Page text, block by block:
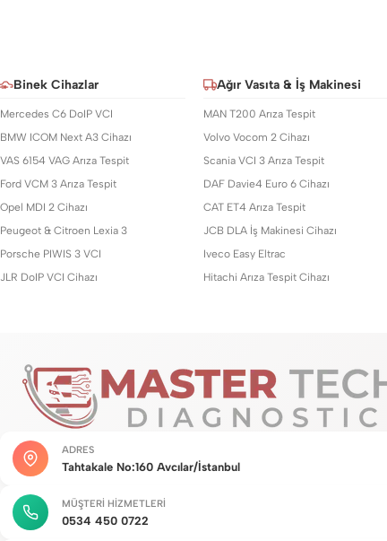
Binek Cihazlar
Mercedes C6 DoIP VCI
BMW ICOM Next A3 Cihazı
VAS 6154 VAG Arıza Tespit
Ford VCM 3 Arıza Tespit
Opel MDI 2 Cihazı
Peugeot & Citroen Lexia 3
Porsche PIWIS 3 VCI
JLR DoIP VCI Cihazı
Ağır Vasıta & İş Makinesi
MAN T200 Arıza Tespit
Volvo Vocom 2 Cihazı
Scania VCI 3 Arıza Tespit
DAF Davie4 Euro 6 Cihazı
CAT ET4 Arıza Tespit
JCB DLA İş Makinesi Cihazı
Iveco Easy Eltrac
Hitachi Arıza Tespit Cihazı
ADRES
Tahtakale No:160 Avcılar/İstanbul
MÜŞTERI HIZMETLERI
0534 450 0722